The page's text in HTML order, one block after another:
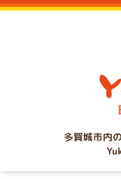
多賀城市内